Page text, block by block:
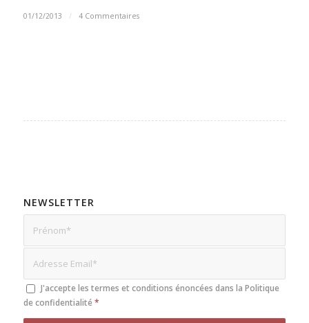
01/12/2013 / 4 Commentaires
NEWSLETTER
J'accepte les termes et conditions énoncées dans la Politique
de confidentialité *